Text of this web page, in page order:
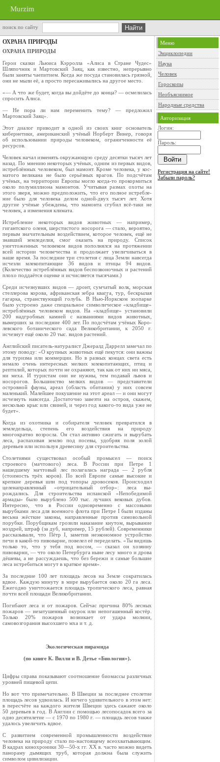
Murzim
поиск по сайту
ОХРАНА ПРИРОДЫ
ОХРАНА ПРИРОДЫ
Герои сказки Льюиса Кэрролла «Алиса в Стра­не Чудес»
Шляпочник и Мартовский Заяц, как известно, непрерывно
были заняты чаепи­тием. Когда же посуда становилась грязной,
они не мыли её, а просто пересаживались на другое место.
«— А что же будет, когда вы дойдёте до конца? — осмелилась
спросить Алиса.
— Не пора ли нам переменить тему? — пред­ложил
Мартовский Заяц».
Этот диалог приводит в одной из своих книг основатель
кибернетики, американский учёный Норберт Винер, говоря
об использовании при­роды человеком, ограниченности её
ресурсов.
Человек начал изменять окружающую среду десятки тысяч лет
назад. По мнению некоторых учёных, одним из первых видов,
истреблённых человеком, был мамонт. Кроме человека, у кос­
матого великана не было серьёзных врагов. По подсчётам
учёных, на территории Европы могло когда-то прокормиться
около полумиллиона ма­монтов. Учитывая размах охоты на
этого зверя, можно предположить, что его полное истребле­
ние было для человека делом одной-двух тысяч лет. Хотя
другие учёные убеждены, что мамонта сгубил всё-таки не
человек, а изменения климата.
Истребление некоторых видов животных — например,
гигантского оленя, шерстистого носо­рога — стало, вероятно,
первым значительным воздействием, которое человек, ещё не
знавший земледелия, смог оказать на природу. Список
уничтоженных человеком видов пополнялся на протяжении
всей истории человечества и продол­жает увеличиваться в
наше время. За последние три столетия с лица Земли навсегда
исчезли млекопитающие 36 видов и птицы 94 видов.
(Количество истреблённых видов беспозвоноч­ных и растений
плохо поддаётся оценке и исчис­ляется тысячами.)
Среди исчезнувших видов — дронт, сумчатый волк, морская
стеллерова корова, африканская зебра квагга, тур, бескрылая
гагарка, странству­ющий голубь. В Нью-Йоркском зоопарке
было устроено даже специальное символическое «кладбище»
истреблённых человеком видов. На «кладбище» установили
200 надгробных камней с названиями видов животных,
вымерших за последние 400 лет. По подсчётам учёных Коро­
левского ботанического сада Великобритании, к 2050 г.
исчезнут ещё около 20 тыс. видов рас­тений.
Английский писатель-натуралист Джералд Даррелл замечал по
этому поводу: «О крупных животных ещё пекутся: они важны
для туризма или коммерции. Но в разных концах света есть
немало очень интересных мелких млекопита­ющих, птиц и
рептилий, которых почти не охра­няют, так как от них ни мяса,
ни меха. И туристам они не нужны, тем подавай львов и
носорогов. Большинство мелких видов — пред­ставители
островной фауны, ареал (область обита­ния) у них совсем
маленький. Малейшее поку­шение на этот ареал — и они могут
исчезнуть навсегда. Достаточно завезти на остров, скажем,
несколько крыс или свиней, и через год какого-то вида уже не
будет».
Когда из охотника и собирателя человек прев­ратился в
земледельца, степень его воздействия на природу
многократно возросла. Он стал ак­тивно сжигать и вырубать
леса, распахивая зем­лю под посевы, удобряя поля золой
деревьев или используя древесину для строительства.
Столетиями существовал особый промысел — поиск
строевого (мачтового) леса. В России при Петре 1
нашедшему мачтовый лес полагалась награда — 2 рубля
(стоимость трёх коров). По всей Европе самые высокие и
крепкие деревья шли под топоры дровосеков. Происходил
целе­направленный «отрицательный отбор»: леса вы­
рождались. Для строительства испанской «Непо­бедимой
армады» было вырублено 500 тыс. луч­ших вековых дубов.
Интересно, что в России одновременно с массовыми
вырубками леса для военного флота при Петре I были изданы
весьма жёсткие законы, направленные против само­вольной
порубки. Порубщикам грозили нака­зание кнутом, вырывание
ноздрей, штраф (за дуб, например, 15 рублей). Современники
рас­сказывали, что Пётр I, заметив неэкономное устройство
печи в какой-то пивоварне, повелел её переделать. «Ты видишь
только то, что у тебя под носом, — сказал он хозяину
пивоварни, — что около Петербурга ныне лесу много и дрова
дёшевы, а не рассуждаешь, что без бережи и самые большие
леса истребиться могут в краткое время».
За последние 100 лет площадь лесов на Земле сократилась
вдвое. Каждую минуту в мире вы­рубается около 20 га леса.
Ежегодно уничтожа­ется площадь тропического леса, равная
почти всей площади Великобритании.
Погибают леса и от пожаров. Сейчас причина 80% лесных
пожаров — незатушенный окурок или непогашенный костёр.
Только 20% пожаров возникает от удара молнии,
самовозгорания вы­сохшего мха и т. д.
Экологическая пирамида
(по книге К. Вилли и В. Детье «Биология»).
Цифры справа показывают соотношение биомассы различных
уровней пищевой цепи.
Но вот что примечательно. В Шве­ции за последнее столетие
площадь лесов удвоилась. И ничего удивитель­ного в этом нет:
в пересчёте на каждого жителя Швеции здесь сажают около
50 деревьев в год. В Англии с помощью лесопосадок всего за
одно десятилетие — с 1970 по 1980 г. — площадь лесов также
удалось увеличить вдвое.
С развитием современной промышленности воздействие
человека на природу стало по-насто­ящему всеохватывающим.
В кадрах кинохрони­ки 30—50-х гг. XX в. часто можно видеть
пано­раму дымящих труб, которая должна была слу­жить
символом цивилизации.
Меню
Энциклопедии
Наука
Человек
Гороскопы
Необъяснимое
Народные средства
Авторизация
Логин:
Пароль:
Регистрация на сайте!
Забыли пароль?